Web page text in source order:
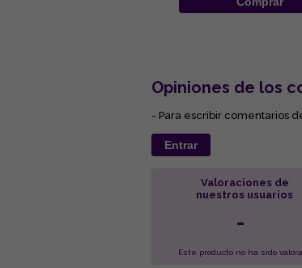
Opiniones de los
- Para escribir comentarios
Entrar
Valoraciones de
nuestros usuarios
-
Este producto no ha sido